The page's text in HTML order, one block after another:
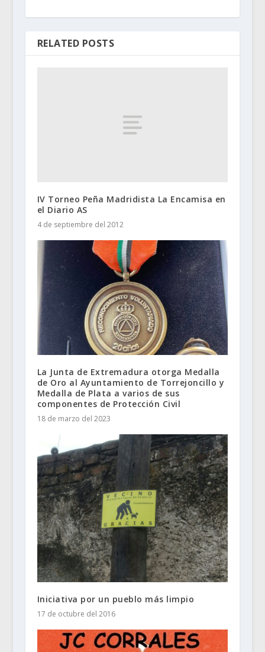
RELATED POSTS
IV Torneo Peña Madridista La Encamisa en
el Diario AS
4 de septiembre del 2012
La Junta de Extremadura otorga Medalla
de Oro al Ayuntamiento de Torrejoncillo y
Medalla de Plata a varios de sus
componentes de Protección Civil
18 de marzo del 2023
Iniciativa por un pueblo más limpio
17 de octubre del 2016